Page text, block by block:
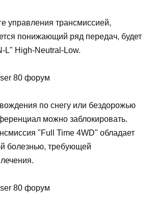
управления трансмиссией,
понижающий ряд передач, будет
L" High-Neutral-Low.
по снегу или бездорожью
можно заблокировать.
"Full Time 4WD" обладает
болезнью, требующей